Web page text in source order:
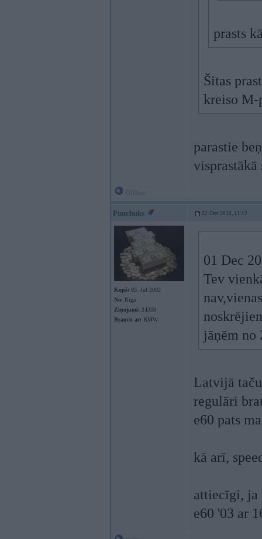
prasts
Šitas
kreiso
parastie
Puuchuks 02. Dec 2010, 11:12
Kopš: 03. Jul 2002
No: Rīga
Ziņojumi: 24359
Braucu ar: BMW
01 Dec
Tev
jāņēm
Latvijā
regulāri
e60 pats
kā arī,
attiecīgi, ja
e60 '03 ar